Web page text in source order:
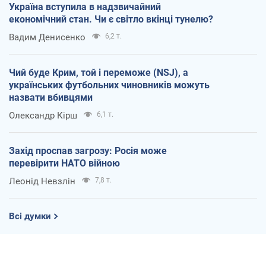
Україна вступила в надзвичайний
економічний стан. Чи є світло вкінці тунелю?
Вадим Денисенко 6,2 т.
Чий буде Крим, той і переможе (NSJ), а
українських футбольних чиновників можуть
назвати вбивцями
Олександр Кірш 6,1 т.
Захід проспав загрозу: Росія може
перевірити НАТО війною
Леонід Невзлін 7,8 т.
Всі думки